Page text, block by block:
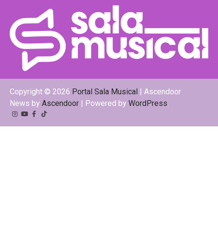
Copyright © 2026 Portal Sala Musical
| Ascendoor
News by Ascendoor | Powered by WordPress.
Instagram
YouTube
Facebook
Tiktok